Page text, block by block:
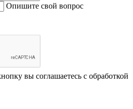
Опишите свой вопрос
вы соглашаетесь с обработкой